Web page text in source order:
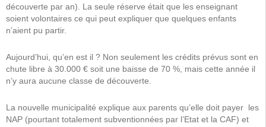
découverte par an). La seule réserve était que les enseignant
soient volontaires ce qui peut expliquer que quelques enfants
n’aient pu partir.
Aujourd’hui, qu’en est il ? Non seulement les crédits prévus sont en
chute libre à 30.000 € soit une baisse de 70 %, mais cette année il
n’y aura aucune classe de découverte.
La nouvelle municipalité explique aux parents qu’elle doit payer les
NAP (pourtant totalement subventionnées par l’Etat et la CAF) et